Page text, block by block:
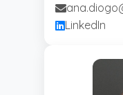
LinkedIn